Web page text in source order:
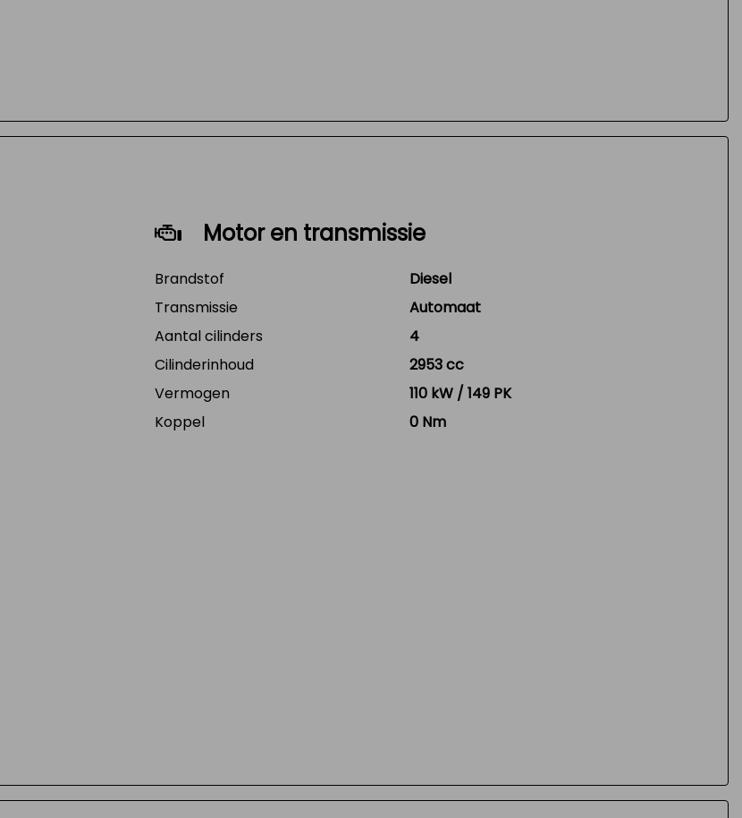
Motor en transmissie
Brandstof
Diesel
Transmissie
Automaat
Aantal cilinders
4
Cilinderinhoud
2953 cc
Vermogen
110 kW / 149 PK
Koppel
0 Nm